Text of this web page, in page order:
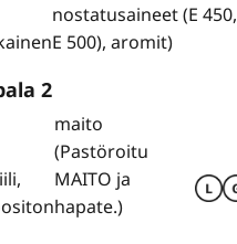
nostatusaineet (E 450,
E 500), aromit)
2
maito
(Pastöroitu
MAITO ja
hapate.)